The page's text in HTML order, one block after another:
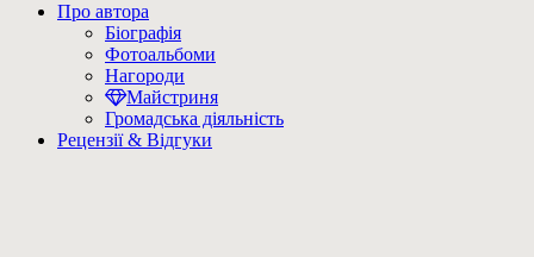
Про автора
Біографія
Фотоальбоми
Нагороди
Майстриня
Громадська діяльність
Рецензії & Відгуки